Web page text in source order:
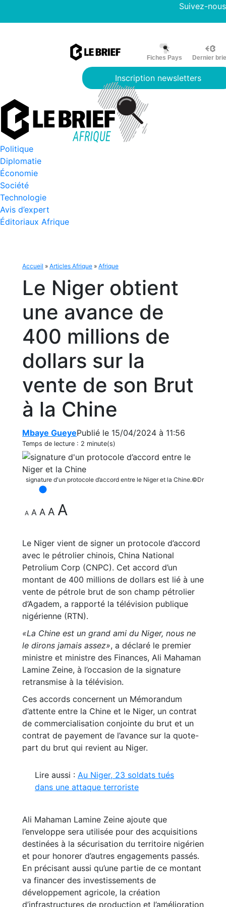
Suivez-nous
Fiches Pays Dernier
Inscription newsletters
Politique
Diplomatie
Économie
Société
Technologie
Avis d’expert
Éditoriaux Afrique
Accueil » Articles Afrique » Afrique
Le Niger obtient
une avance de
400 millions de
dollars sur la
vente de son Brut
à la Chine
Mbaye GueyePublié le 15/04/2024 à 11:56
Temps de lecture : 2 minute(s)
signature d'un protocole d’accord entre le Niger et la Chine.©Dr
A A A A A
Le Niger vient de signer un protocole d’accord
avec le pétrolier chinois, China National
Petrolium Corp (CNPC). Cet accord d’un
montant de 400 millions de dollars est lié à une
vente de pétrole brut de son champ pétrolier
d’Agadem, a rapporté la télévision publique
nigérienne (RTN).
«La Chine est un grand ami du Niger, nous ne
le dirons jamais assez», a déclaré le premier
ministre et ministre des Finances, Ali Mahaman
Lamine Zeine, à l’occasion de la signature
retransmise à la télévision.
Ces accords concernent un Mémorandum
d’attente entre la Chine et le Niger, un contrat
de commercialisation conjointe du brut et un
contrat de payement de l’avance sur la quote-
part du brut qui revient au Niger.
Lire aussi : Au Niger, 23 soldats tués
dans une attaque terroriste
Ali Mahaman Lamine Zeine ajoute que
l’enveloppe sera utilisée pour des acquisitions
destinées à la sécurisation du territoire nigérien
et pour honorer d’autres engagements passés.
En précisant aussi qu’une partie de ce montant
va financer des investissements de
développement agricole, la création
d’infrastructures de production et l’amélioration